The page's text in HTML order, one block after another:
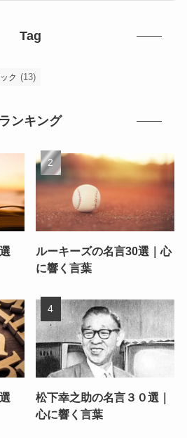
Tag
ク (13)
ランキング
ルーキーズの名言30選｜心
に響く言葉
松下幸之助の名言３０選｜
心に響く言葉